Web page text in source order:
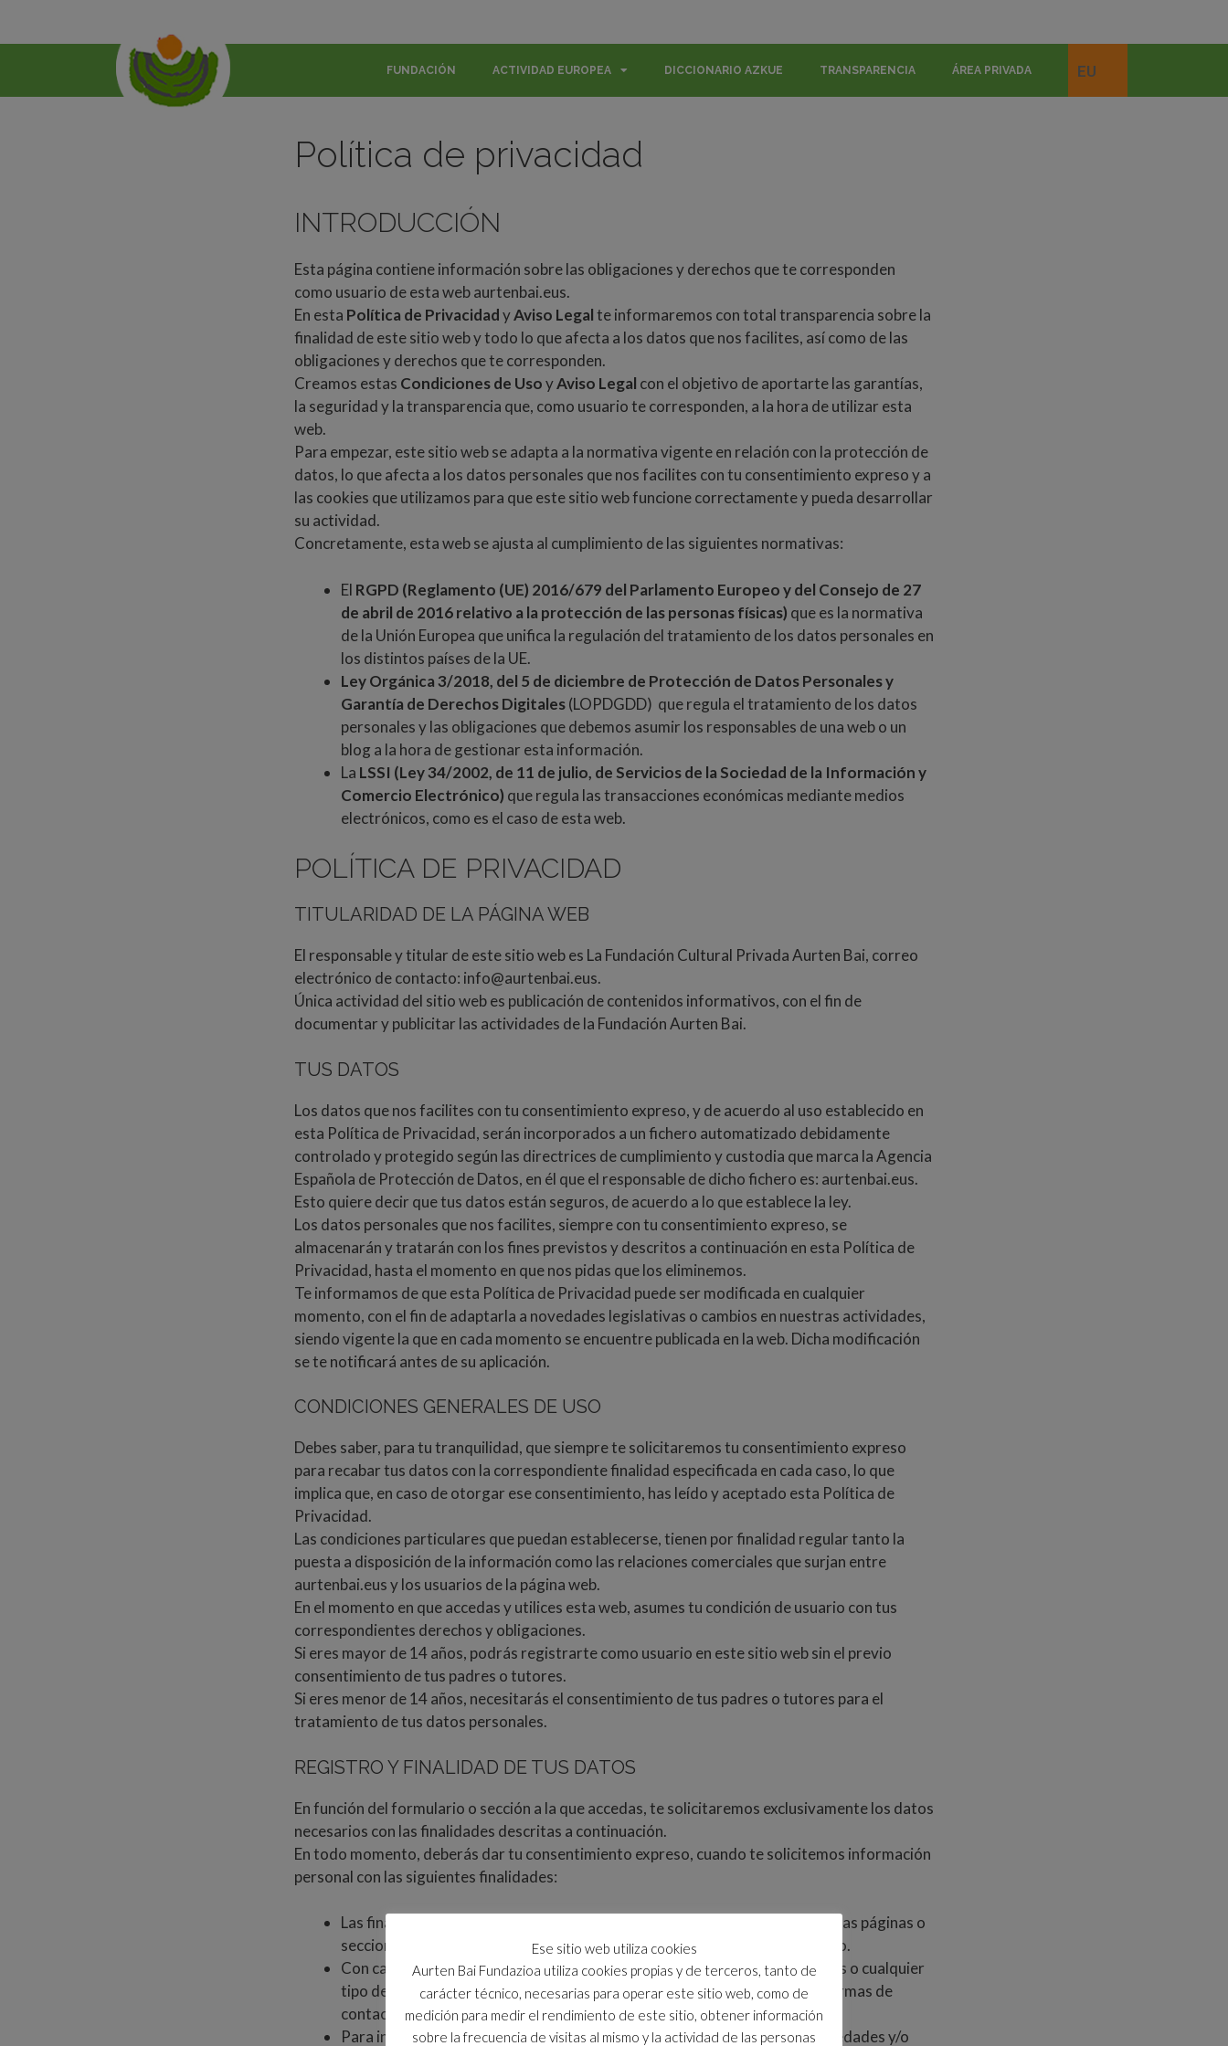
FUNDACIÓN ACTIVIDAD EUROPEA DICCIONARIO AZKUE TRANSPARENCIA ÁREA PRIVADA EU
Política de privacidad
INTRODUCCIÓN
Esta página contiene información sobre las obligaciones y derechos que te corresponden
como usuario de esta web aurtenbai.eus.
En esta Política de PrivacidadyAviso Legalte informaremos con total transparencia sobre la
finalidad de este sitio web y todo lo que afecta a los datos que nos facilites, así como de las
obligaciones y derechos que te corresponden.
Creamos estas Condiciones de UsoyAviso Legal con el objetivo de aportarte las garantías,
la seguridad y la transparencia que, como usuario te corresponden, a la hora de utilizar esta
web.
Para empezar, este sitio web se adapta a la normativa vigente en relación con la protección de
datos, lo que afecta a los datos personales que nos facilites con tu consentimiento expreso y a
las cookies que utilizamos para que este sitio web funcione correctamente y pueda desarrollar
su actividad.
Concretamente, esta web se ajusta al cumplimiento de las siguientes normativas:
El RGPD (Reglamento (UE) 2016/679 del Parlamento Europeo y del Consejo de 27
de abril de 2016 relativo a la protección de las personas físicas) que es la normativa
de la Unión Europea que unifica la regulación del tratamiento de los datos personales en
los distintos países de la UE.
Ley Orgánica 3/2018, del 5 de diciembre de Protección de Datos Personales y
Garantía de Derechos Digitales(LOPDGDD) que regula el tratamiento de los datos
personales y las obligaciones que debemos asumir los responsables de una web o un
blog a la hora de gestionar esta información.
La LSSI (Ley 34/2002, de 11 de julio, de Servicios de la Sociedad de la Información y
Comercio Electrónico) que regula las transacciones económicas mediante medios
electrónicos, como es el caso de esta web.
POLÍTICA DE PRIVACIDAD
TITULARIDAD DE LA PÁGINA WEB
El responsable y titular de este sitio web es La Fundación Cultural Privada Aurten Bai, correo
electrónico de contacto: info@aurtenbai.eus.
Única actividad del sitio web es publicación de contenidos informativos, con el fin de
documentar y publicitar las actividades de la Fundación Aurten Bai.
TUS DATOS
Los datos que nos facilites con tu consentimiento expreso, y de acuerdo al uso establecido en
esta Política de Privacidad, serán incorporados a un fichero automatizado debidamente
controlado y protegido según las directrices de cumplimiento y custodia que marca la Agencia
Española de Protección de Datos, en él que el responsable de dicho fichero es: aurtenbai.eus.
Esto quiere decir que tus datos están seguros, de acuerdo a lo que establece la ley.
Los datos personales que nos facilites, siempre con tu consentimiento expreso, se
almacenarán y tratarán con los fines previstos y descritos a continuación en esta Política de
Privacidad, hasta el momento en que nos pidas que los eliminemos.
Te informamos de que esta Política de Privacidad puede ser modificada en cualquier
momento, con el fin de adaptarla a novedades legislativas o cambios en nuestras actividades,
siendo vigente la que en cada momento se encuentre publicada en la web. Dicha modificación
se te notificará antes de su aplicación.
CONDICIONES GENERALES DE USO
Debes saber, para tu tranquilidad, que siempre te solicitaremos tu consentimiento expreso
para recabar tus datos con la correspondiente finalidad especificada en cada caso, lo que
implica que, en caso de otorgar ese consentimiento, has leído y aceptado esta Política de
Privacidad.
Las condiciones particulares que puedan establecerse, tienen por finalidad regular tanto la
puesta a disposición de la información como las relaciones comerciales que surjan entre
aurtenbai.eus y los usuarios de la página web.
En el momento en que accedas y utilices esta web, asumes tu condición de usuario con tus
correspondientes derechos y obligaciones.
Si eres mayor de 14 años, podrás registrarte como usuario en este sitio web sin el previo
consentimiento de tus padres o tutores.
Si eres menor de 14 años, necesitarás el consentimiento de tus padres o tutores para el
tratamiento de tus datos personales.
REGISTRO Y FINALIDAD DE TUS DATOS
En función del formulario o sección a la que accedas, te solicitaremos exclusivamente los datos
necesarios con las finalidades descritas a continuación.
En todo momento, deberás dar tu consentimiento expreso, cuando te solicitemos información
personal con las siguientes finalidades:
Las finalidades concretas que particularmente se indiquen en cada una de las páginas o
secciones donde aparezca el formulario de registro o contacto electrónico.
Con carácter general, para atender tus solicitudes, comentarios, consultas o cualquier
tipo de petición que realices como usuario a través de cualquiera de las formas de
contacto que ponemos a tu disposición
Para informarte sobre consultas, peticiones, actividades, productos, novedades y/o
Ese sitio web utiliza cookies
Aurten Bai Fundazioa utiliza cookies propias y de terceros, tanto de
carácter técnico, necesarias para operar este sitio web, como de
medición para medir el rendimiento de este sitio, obtener información
sobre la frecuencia de visitas al mismo y la actividad de las personas